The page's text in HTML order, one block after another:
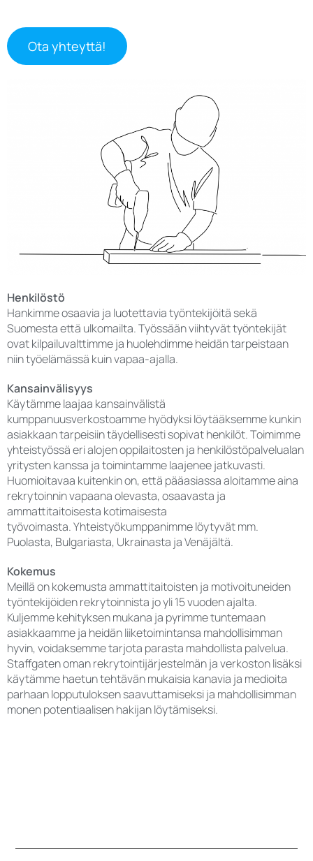
Ota yhteyttä!
Henkilöstö
Hankimme osaavia ja luotettavia työntekijöitä sekä
Suomesta että ulkomailta. Työssään viihtyvät työntekijät
ovat kilpailuvalttimme ja huolehdimme heidän tarpeistaan
niin työelämässä kuin vapaa-ajalla.
Kansainvälisyys
Käytämme laajaa kansainvälistä
kumppanuusverkostoamme hyödyksi löytääksemme kunkin
asiakkaan tarpeisiin täydellisesti sopivat henkilöt. Toimimme
yhteistyössä eri alojen oppilaitosten ja henkilöstöpalvelualan
yritysten kanssa ja toimintamme laajenee jatkuvasti.
Huomioitavaa kuitenkin on, että pääasiassa aloitamme aina
rekrytoinnin vapaana olevasta, osaavasta ja
ammattitaitoisesta kotimaisesta
työvoimasta. Yhteistyökumppanimme löytyvät mm.
Puolasta, Bulgariasta, Ukrainasta ja Venäjältä.
Kokemus
Meillä on kokemusta ammattitaitoisten ja motivoituneiden
työntekijöiden rekrytoinnista jo yli 15 vuoden ajalta.
Kuljemme kehityksen mukana ja pyrimme tuntemaan
asiakkaamme ja heidän liiketoimintansa mahdollisimman
hyvin, voidaksemme tarjota parasta mahdollista palvelua.
Staffgaten oman rekrytointijärjestelmän ja verkoston lisäksi
käytämme haetun tehtävän mukaisia kanavia ja medioita
parhaan lopputuloksen saavuttamiseksi ja mahdollisimman
monen potentiaalisen hakijan löytämiseksi.